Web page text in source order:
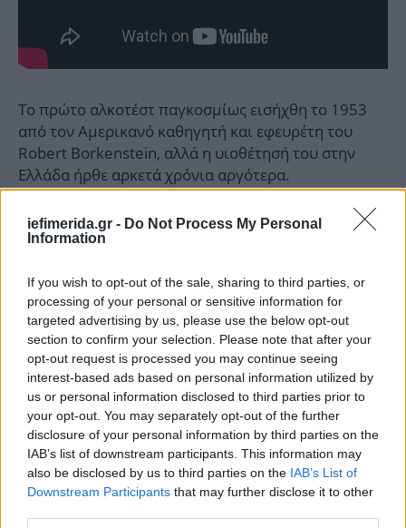
iefimerida.gr - Do Not Process My Personal
Information
If you wish to opt-out of the sale, sharing to third parties, or
processing of your personal or sensitive information for
targeted advertising by us, please use the below opt-out
section to confirm your selection. Please note that after your
opt-out request is processed you may continue seeing
interest-based ads based on personal information utilized by
us or personal information disclosed to third parties prior to
your opt-out. You may separately opt-out of the further
disclosure of your personal information by third parties on the
IAB’s list of downstream participants. This information may
also be disclosed by us to third parties on the IAB’s List of
Downstream Participants that may further disclose it to other
Το πρώτο αλκοτέστ παγκοσμίως εισήχθη το 1953
από τον Αμερικανό καθηγητή και εφευρέτη του
Robert Borkenstein, αλλά η υιοθέτησή του στην
Ελλάδα ήρθε αρκετά χρόνια αργότερα.
Η ονομασία «Breathalyzer» ήταν αρχικά εμπορικό
σήμα μιας σειράς συσκευών που αναπτύχθηκαν τη
Στην Ελλάδα, η λέξη είναι δάνειο από τη γαλλική
«Alcotest».
Σήμερα, 59 χρόνια αργότερα, το αλκοτέστ έχει
γέινει ένα από τα βασικότερα εργαλεία της
Τροχαίας, στην μάχη κατά της πρόκλησης
ατυχημάτων.